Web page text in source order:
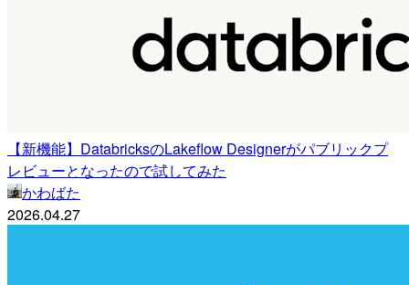
【新機能】DatabricksのLakeflow Designerがパブリックプ
レビューとなったので試してみた
かわばた
2026.04.27